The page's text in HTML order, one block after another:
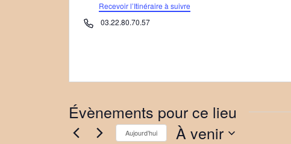
Recevoir l’Itinéraire à suivre
Téléphone03.22.80.70.57
Évènements pour ce lieu
Aujourd’hui À venir